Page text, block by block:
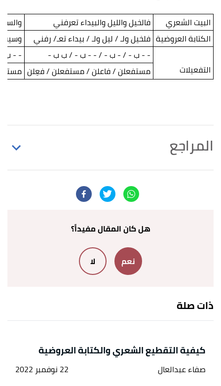
البيت الشعري
فالخيل والليل والبيداء تعرفني
الكتابة العروضية فلخيل ولـ / ليل ولـ / بيداء تعـ/ رفني وسيف
التفعيلات
- - ب - / - ب - / - - ب - / ب ب -
- - ب
مستفعلن / فاعلن / مستفعلن / فعِلن
المراجع
هل كان المقال مفيداً؟
نعم لا
ذات صلة
كيفية التقطيع الشعري والكتابة العروضية
صفاء عبدالعال 22 نوفمبر 2022